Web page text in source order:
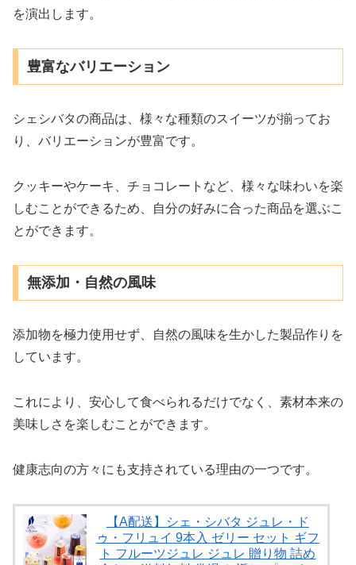
を演出します。
豊富なバリエーション
シェシバタの商品は、様々な種類のスイーツが揃ってお
り、バリエーションが豊富です。
クッキーやケーキ、チョコレートなど、様々な味わいを楽
しむことができるため、自分の好みに合った商品を選ぶこ
とができます。
無添加・自然の風味
添加物を極力使用せず、自然の風味を生かした製品作りを
しています。
これにより、安心して食べられるだけでなく、素材本来の
美味しさを楽しむことができます。
健康志向の方々にも支持されている理由の一つです。
【A配送】シェ・シバタ ジュレ・ド
ゥ・フリュイ 9本入 ゼリー セット ギフ
ト フルーツジュレ ジュレ 贈り物 詰め